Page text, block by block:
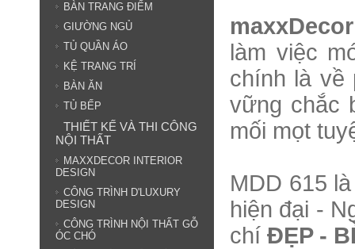
maxxDecor
làm việc
chính là về
vững chắc
mối mọt
MDD 615
hiện đại -
chí ĐẸP -
BÀN TRANG ĐIỂM
GIƯỜNG NGỦ
TỦ QUẦN ÁO
KỆ TRANG TRÍ
BÀN ĂN
TỦ BẾP
THIẾT KẾ VÀ THI CÔNG
NỘI THẤT
MAXXDECOR INTERIOR
DESIGN
CÔNG TRÌNH D'LUXURY
DESIGN
CÔNG TRÌNH NỘI THẤT GỖ
ÓC CHÓ